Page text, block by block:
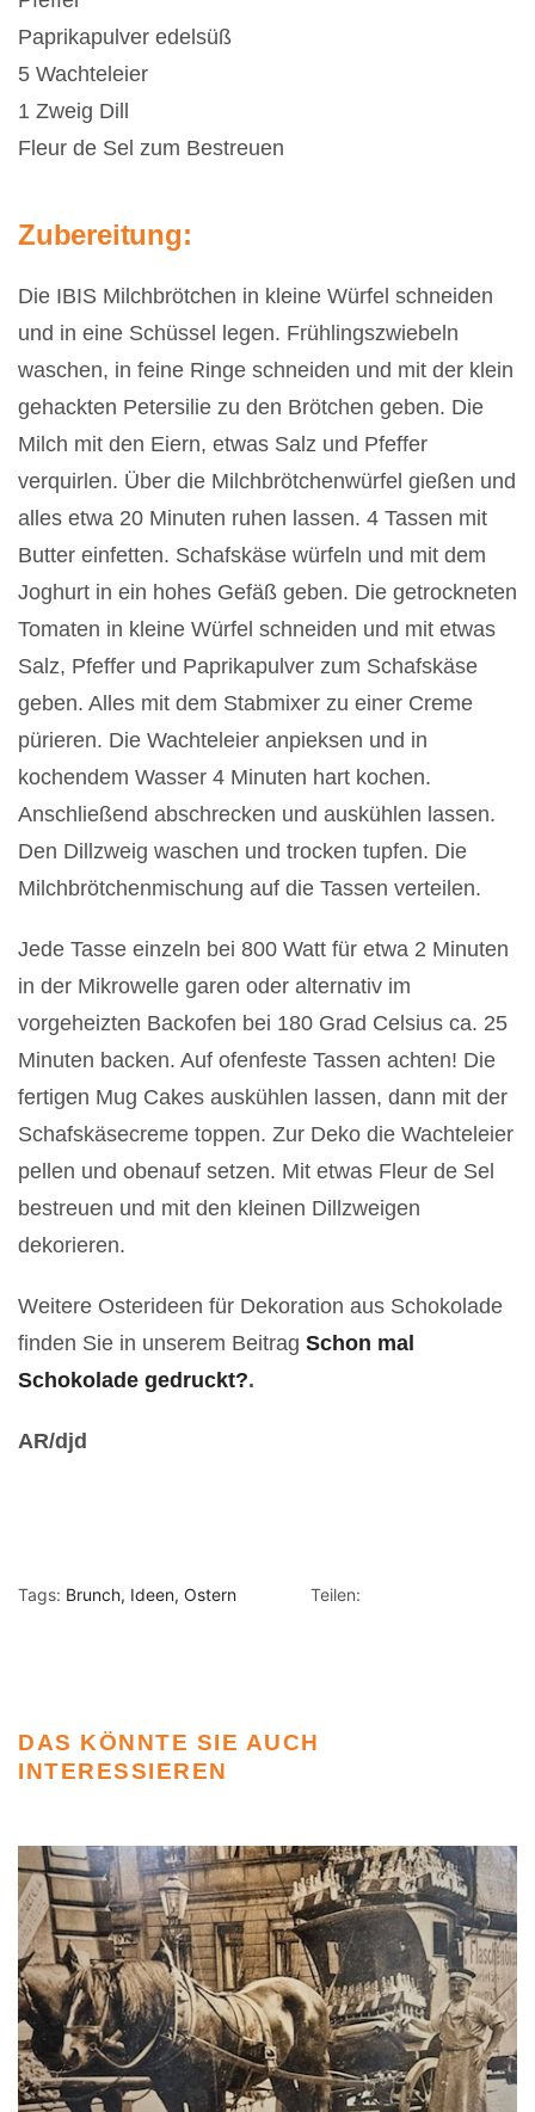
Paprikapulver edelsüß
5 Wachteleier
1 Zweig Dill
Fleur de Sel zum Bestreuen
Zubereitung:
Die IBIS Milchbrötchen in kleine Würfel schneiden
und in eine Schüssel legen. Frühlingszwiebeln
waschen, in feine Ringe schneiden und mit der klein
gehackten Petersilie zu den Brötchen geben. Die
Milch mit den Eiern, etwas Salz und Pfeffer
verquirlen. Über die Milchbrötchenwürfel gießen und
alles etwa 20 Minuten ruhen lassen. 4 Tassen mit
Butter einfetten. Schafskäse würfeln und mit dem
Joghurt in ein hohes Gefäß geben. Die getrockneten
Tomaten in kleine Würfel schneiden und mit etwas
Salz, Pfeffer und Paprikapulver zum Schafskäse
geben. Alles mit dem Stabmixer zu einer Creme
pürieren. Die Wachteleier anpieksen und in
kochendem Wasser 4 Minuten hart kochen.
Anschließend abschrecken und auskühlen lassen.
Den Dillzweig waschen und trocken tupfen. Die
Milchbrötchenmischung auf die Tassen verteilen.
Jede Tasse einzeln bei 800 Watt für etwa 2 Minuten
in der Mikrowelle garen oder alternativ im
vorgeheizten Backofen bei 180 Grad Celsius ca. 25
Minuten backen. Auf ofenfeste Tassen achten! Die
fertigen Mug Cakes auskühlen lassen, dann mit der
Schafskäsecreme toppen. Zur Deko die Wachteleier
pellen und obenauf setzen. Mit etwas Fleur de Sel
bestreuen und mit den kleinen Dillzweigen
dekorieren.
Weitere Osterideen für Dekoration aus Schokolade
finden Sie in unserem Beitrag Schon mal
Schokolade gedruckt?.
AR/djd
Tags: Brunch Ideen Ostern Teilen:
DAS KÖNNTE SIE AUCH
INTERESSIEREN